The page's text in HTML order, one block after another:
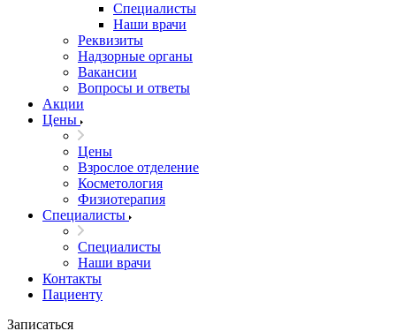
Специалисты
Наши врачи
Реквизиты
Надзорные органы
Вакансии
Вопросы и ответы
Акции
Цены
Цены
Взрослое отделение
Косметология
Физиотерапия
Специалисты
Специалисты
Наши врачи
Контакты
Пациенту
Записаться